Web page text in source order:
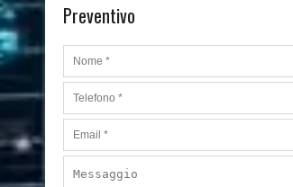
Preventivo